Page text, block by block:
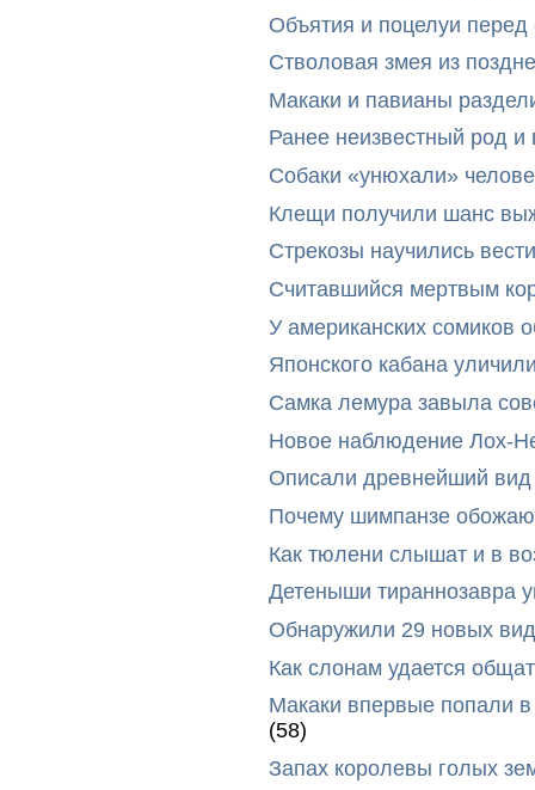
Объятия и поцелуи
Стволовая змея из
Макаки и павианы
Ранее неизвестный род и
Собаки «унюхали»
Клещи получили шанс
Стрекозы научились
Считавшийся мертвым
У американских сомиков
Японского кабана
Самка лемура завыла
Новое наблюдение Лох-
Описали древнейший
Почему шимпанзе
Как тюлени слышат и в
Детеныши тираннозавра
Обнаружили 29 новых
Как слонам удается
Макаки впервые попали
(58)
Запах королевы голых